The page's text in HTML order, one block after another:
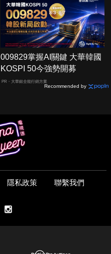
009829掌握AI關鍵 大華韓國
KOSPI 50今強勢開募
PR・大華銀全能行銷方案
Recommended by
隱私政策 聯繫我們